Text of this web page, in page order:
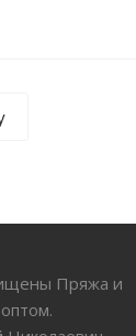
Пряжа и